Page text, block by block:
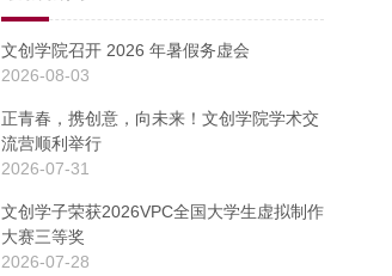
文创学院召开 2026 年暑假务虚会
2026-08-03
正青春，携创意，向未来！文创学院学术交
流营顺利举行
2026-07-31
文创学子荣获2026VPC全国大学生虚拟制作
大赛三等奖
2026-07-28